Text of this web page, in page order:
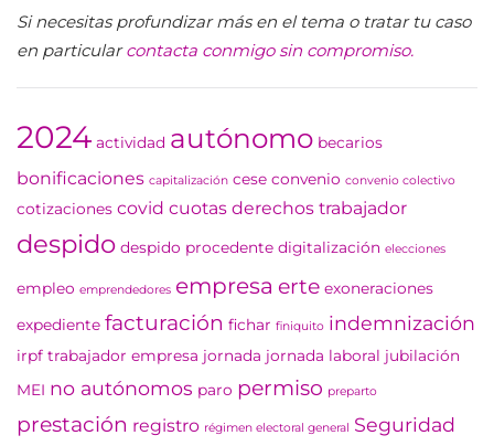
Si necesitas profundizar más en el tema o tratar tu caso
en particularcontacta conmigo sin compromiso.
2024 actividad autónomo becarios
bonificaciones capitalización cese convenio convenio colectivo
cotizaciones covid cuotas derechos trabajador
despido despido procedente digitalización elecciones
empleo emprendedores empresa erte exoneraciones
expediente facturación fichar finiquito indemnización
irpf trabajador empresa jornada jornada laboral jubilación
MEI no autónomos paro permiso preparto
prestación registro régimen electoral general
Seguridad